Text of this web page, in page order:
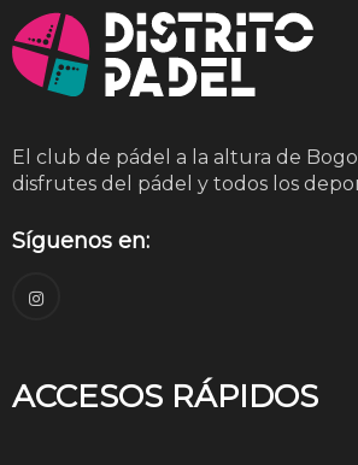
El club de pádel a la altura de
disfrutes del pádel y todos los
Síguenos en:
ACCESOS RÁPIDOS